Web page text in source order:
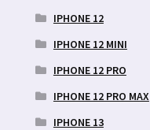
IPHONE 12
IPHONE 12 MINI
IPHONE 12 PRO
IPHONE 12 PRO MAX
IPHONE 13